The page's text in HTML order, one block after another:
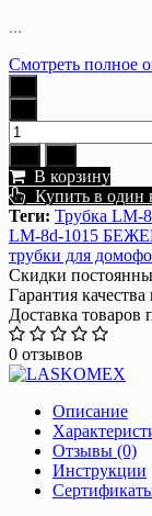
...
Смотреть полное
В корзину
Купить в один
Теги: Трубка
LM-8d-1015
трубки для
Скидки
Гарантия
Доставка товаров
0 отзывов
Описание
Отзывы (0)
Инструкции